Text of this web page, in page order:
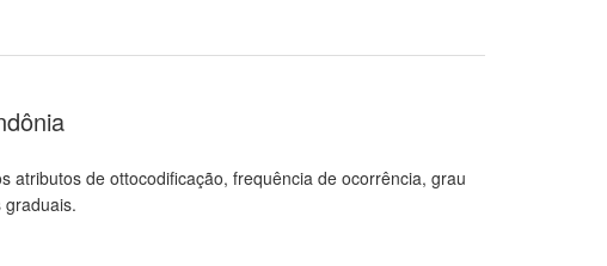
atributos de ottocodificação, frequência de ocorrência, grau